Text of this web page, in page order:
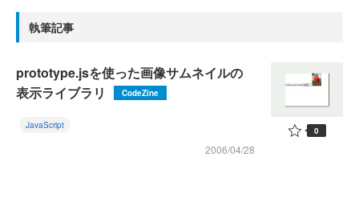
執筆記事
prototype.jsを使った画像サムネイルの
表示ライブラリ
CodeZine
JavaScript
2006/04/28
0